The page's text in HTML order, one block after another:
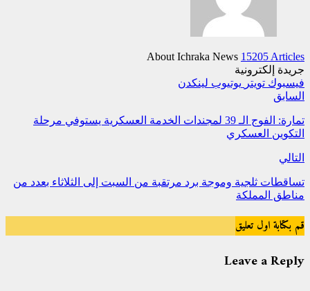
About Ichraka News 15205 Articles
جريدة إلكترونية
فيسبوك تويتر يوتيوب لينكدن
السابق
تمارة: الفوج الـ 39 لمجندات الخدمة العسكرية يستوفي مرحلة
التكوين العسكري
التالي
تساقطات ثلجية وموجة برد مرتقبة من السبت إلى الثلاثاء بعدد من
مناطق المملكة
قم بكتابة اول تعليق
Leave a Reply